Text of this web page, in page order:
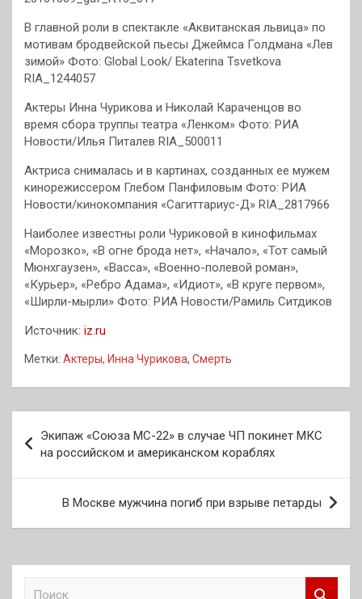
В главной роли в спектакле «Аквитанская львица» по
мотивам бродвейской пьесы Джеймса Голдмана «Лев
зимой» Фото: Global Look/ Ekaterina Tsvetkova
RIA_1244057
Актеры Инна Чурикова и Николай Караченцов во
время сбора труппы театра «Ленком» Фото: РИА
Новости/Илья Питалев RIA_500011
Актриса снималась и в картинах, созданных ее мужем
кинорежиссером Глебом Панфиловым Фото: РИА
Новости/кинокомпания «Сагиттариус-Д» RIA_2817966
Наиболее известны роли Чуриковой в кинофильмах
«Морозко», «В огне брода нет», «Начало», «Тот самый
Мюнхгаузен», «Васса», «Военно-полевой роман»,
«Курьер», «Ребро Адама», «Идиот», «В круге первом»,
«Ширли-мырли» Фото: РИА Новости/Рамиль Ситдиков
Источник: iz.ru
Метки: Актеры, Инна Чурикова, Смерть
по
записям
Экипаж «Союза МС-22» в случае ЧП покинет МКС
на российском и американском кораблях
В Москве мужчина погиб при взрыве петарды